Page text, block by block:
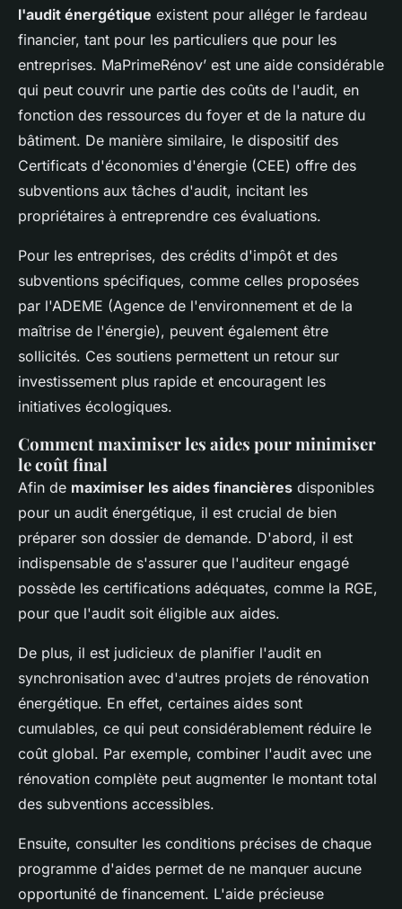
l'audit énergétique existent pour alléger le fardeau
financier, tant pour les particuliers que pour les
entreprises. MaPrimeRénov’ est une aide considérable
qui peut couvrir une partie des coûts de l'audit, en
fonction des ressources du foyer et de la nature du
bâtiment. De manière similaire, le dispositif des
Certificats d'économies d'énergie (CEE) offre des
subventions aux tâches d'audit, incitant les
propriétaires à entreprendre ces évaluations.
Pour les entreprises, des crédits d'impôt et des
subventions spécifiques, comme celles proposées
par l'ADEME (Agence de l'environnement et de la
maîtrise de l'énergie), peuvent également être
sollicités. Ces soutiens permettent un retour sur
investissement plus rapide et encouragent les
initiatives écologiques.
Comment maximiser les aides pour minimiser
le coût final
Afin de maximiser les aides financières disponibles
pour un audit énergétique, il est crucial de bien
préparer son dossier de demande. D'abord, il est
indispensable de s'assurer que l'auditeur engagé
possède les certifications adéquates, comme la RGE,
pour que l'audit soit éligible aux aides.
De plus, il est judicieux de planifier l'audit en
synchronisation avec d'autres projets de rénovation
énergétique. En effet, certaines aides sont
cumulables, ce qui peut considérablement réduire le
coût global. Par exemple, combiner l'audit avec une
rénovation complète peut augmenter le montant total
des subventions accessibles.
Ensuite, consulter les conditions précises de chaque
programme d'aides permet de ne manquer aucune
opportunité de financement. L'aide précieuse